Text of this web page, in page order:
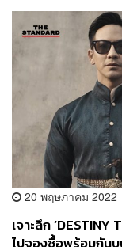
20 พฤษภาคม 2022
เจาะลึก